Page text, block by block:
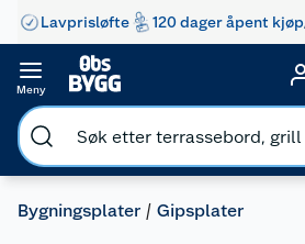
Lavprisløfte 120 dager åpent kjøp
Meny
Bygningsplater Gipsplater